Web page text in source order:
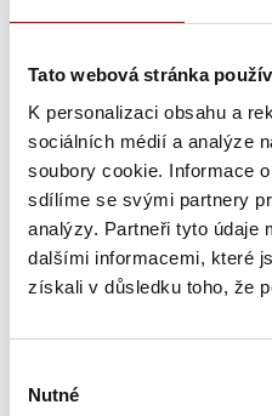
Tato webová stránka
K personalizaci obsahu a
sociálních médií a analýze
soubory cookie. Informace
sdílíme se svými partnery
analýzy. Partneři tyto údaje
dalšími informacemi, které
získali v důsledku toho, že
souhlasu
Nutné
Letní festival vín VOC
27. 08. 2026
Víno z blízka: Salon jede
Pátek, 28. 08.